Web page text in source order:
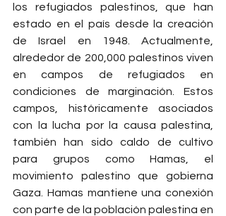
los refugiados palestinos, que han
estado en el país desde la creación
de Israel en 1948. Actualmente,
alrededor de 200,000 palestinos viven
en campos de refugiados en
condiciones de marginación. Estos
campos, históricamente asociados
con la lucha por la causa palestina,
también han sido caldo de cultivo
para grupos como Hamas, el
movimiento palestino que gobierna
Gaza. Hamas mantiene una conexión
con parte de la población palestina en